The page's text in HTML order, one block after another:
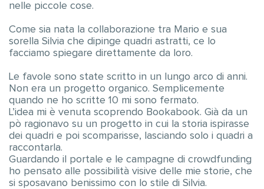
nelle piccole cose.
Come sia nata la collaborazione tra Mario e sua
sorella Silvia che dipinge quadri astratti, ce lo
facciamo spiegare direttamente da loro.
Le favole sono state scritto in un lungo arco di anni.
Non era un progetto organico. Semplicemente
quando ne ho scritte 10 mi sono fermato.
L’idea mi è venuta scoprendo Bookabook. Già da un
pò ragionavo su un progetto in cui la storia ispirasse
dei quadri e poi scomparisse, lasciando solo i quadri a
raccontarla.
Guardando il portale e le campagne di crowdfunding
ho pensato alle possibilità visive delle mie storie, che
si sposavano benissimo con lo stile di Silvia.